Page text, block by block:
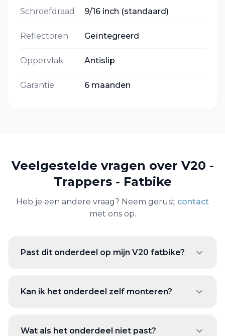
Schroefdraad 9/16 inch (standaard)
Reflectoren Geïntegreerd
Oppervlak Antislip
Garantie 6 maanden
Veelgestelde vragen over V20 -
Trappers - Fatbike
Heb je een andere vraag? Neem gerust contact
met ons op.
Past dit onderdeel op mijn V20 fatbike?
Kan ik het onderdeel zelf monteren?
Wat als het onderdeel niet past?